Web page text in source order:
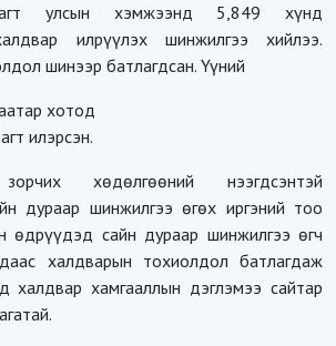
улсын хэмжээнд 5,849 хүнд
илрүүлэх шинжилгээ хийлээ.
шинээр батлагдсан. Үүний
хотод
илэрсэн.
хөдөлгөөний нээгдсэнтэй
дураар шинжилгээ өгөх иргэний тоо
өдрүүдэд сайн дураар шинжилгээ өгч
халдварын тохиолдол батлагдаж
халдвар хамгааллын дэглэмээ сайтар